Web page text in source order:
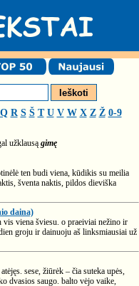
Q R S Š T U V W X Z Ž 0-9
užklausą gimę
ten budi viena, kūdikis su meilia
šventa naktis, pildos dieviška
daina)
viena šviesu. o praeiviai nežino ir
groju ir dainuoju aš linksmiausiai už
sese, žiūrėk – čia suteka upės,
dvasios saugo. balto vėjo vaike,